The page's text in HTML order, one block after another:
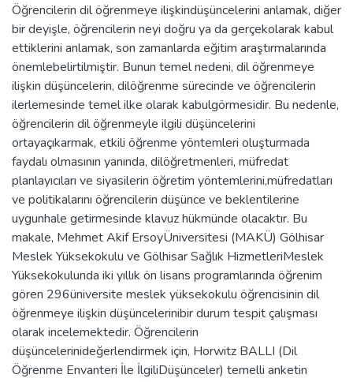
Öğrencilerin dil öğrenmeye ilişkindüşüncelerini anlamak, diğer
bir deyişle, öğrencilerin neyi doğru ya da gerçekolarak kabul
ettiklerini anlamak, son zamanlarda eğitim araştırmalarında
önemlebelirtilmiştir. Bunun temel nedeni, dil öğrenmeye
ilişkin düşüncelerin, dilöğrenme sürecinde ve öğrencilerin
ilerlemesinde temel ilke olarak kabulgörmesidir. Bu nedenle,
öğrencilerin dil öğrenmeyle ilgili düşüncelerini
ortayaçıkarmak, etkili öğrenme yöntemleri oluşturmada
faydalı olmasının yanında, dilöğretmenleri, müfredat
planlayıcıları ve siyasilerin öğretim yöntemlerini,müfredatları
ve politikalarını öğrencilerin düşünce ve beklentilerine
uygunhale getirmesinde klavuz hükmünde olacaktır. Bu
makale, Mehmet Akif ErsoyÜniversitesi (MAKÜ) Gölhisar
Meslek Yüksekokulu ve Gölhisar Sağlık HizmetleriMeslek
Yüksekokulunda iki yıllık ön lisans programlarında öğrenim
gören 296üniversite meslek yüksekokulu öğrencisinin dil
öğrenmeye ilişkin düşüncelerinibir durum tespit çalışması
olarak incelemektedir. Öğrencilerin
düşüncelerinideğerlendirmek için, Horwitz BALLI (Dil
Öğrenme Envanteri İle İlgiliDüşünceler) temelli anketin